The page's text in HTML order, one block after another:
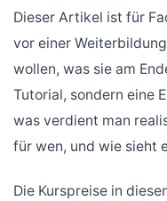
Dieser Artikel ist für
vor einer
wollen, was sie am
Tutorial, sondern eine
was verdient man
für wen, und wie sieht
Die Kurspreise in